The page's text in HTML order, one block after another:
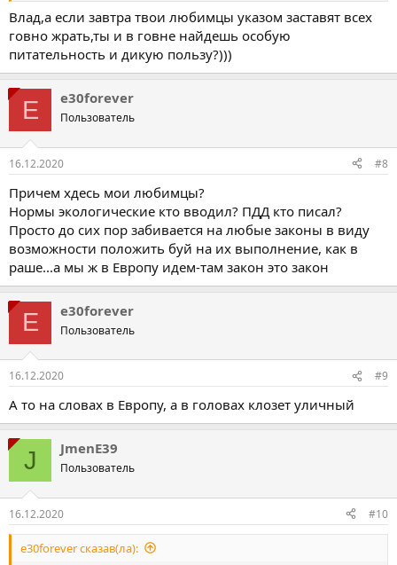
Влад,а если завтра твои любимцы указом заставят всех
говно жрать,ты и в говне найдешь особую
питательность и дикую пользу?)))
E e30forever
Пользователь
16.12.2020 #8
Причем хдесь мои любимцы?
Нормы экологические кто вводил? ПДД кто писал?
Просто до сих пор забивается на любые законы в виду
возможности положить буй на их выполнение, как в
раше...а мы ж в Европу идем-там закон это закон
E e30forever
Пользователь
16.12.2020 #9
А то на словах в Европу, а в головах клозет уличный
J JmenE39
Пользователь
16.12.2020 #10
e30forever сказав(ла):